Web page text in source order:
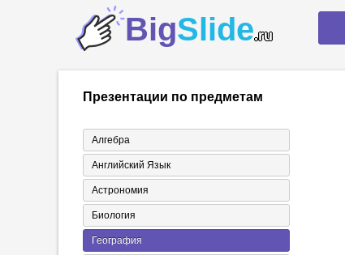
BigSlide.ru
Презентации по предметам
Алгебра
Английский Язык
Астрономия
Биология
География